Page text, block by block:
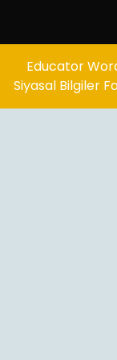
Educator
Siyasal Bilgiler